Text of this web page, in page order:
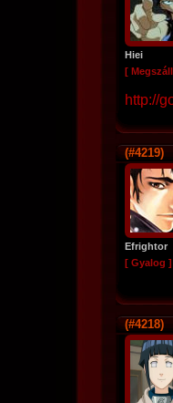
Hiei
[
http://
(#4219)
Efrightor
[ Gyalog ]
(#4218)